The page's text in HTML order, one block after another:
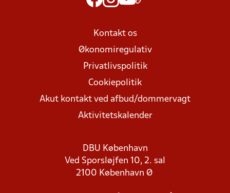
Kontakt os
Økonomiregulativ
Privatlivspolitik
Cookiepolitik
Akut kontakt ved afbud/dommervagt
Aktivitetskalender
DBU København
Ved Sporsløjfen 10, 2. sal
2100 København Ø